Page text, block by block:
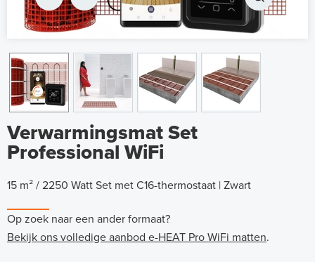
Verwarmingsmat Set
Professional WiFi
15 m² / 2250 Watt Set met C16-thermostaat | Zwart
Op zoek naar een ander formaat?
Bekijk ons volledige aanbod e-HEAT Pro WiFi matten.